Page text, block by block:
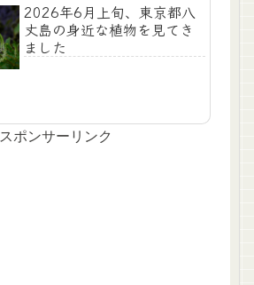
2026年6月上旬、東京都八
丈島の身近な植物を見てき
ました
スポンサーリンク